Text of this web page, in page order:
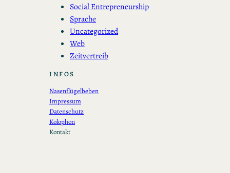
Social Entrepreneurship
Sprache
Uncategorized
Web
Zeitvertreib
INFOS
Nasenflügelbeben
Impressum
Datenschutz
Kolophon
Kontakt